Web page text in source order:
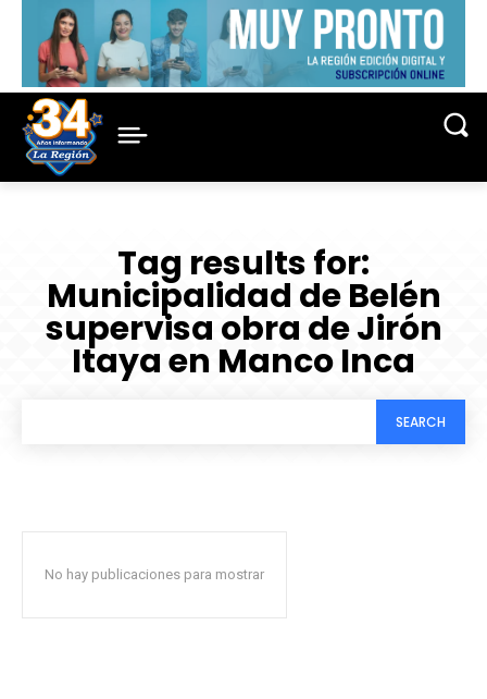
Tag results for:
Municipalidad de Belén
supervisa obra de Jirón
Itaya en Manco Inca
SEARCH
No hay publicaciones para mostrar